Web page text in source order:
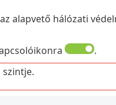
alapvető hálózati
.